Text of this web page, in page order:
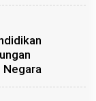
Negara